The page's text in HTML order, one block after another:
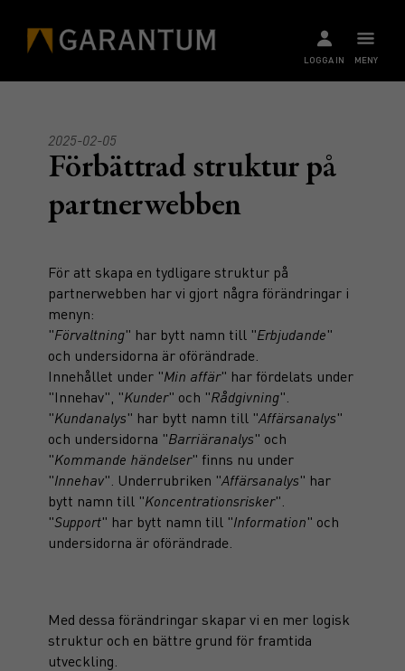
MENY
LOGGA IN
2025-02-05
Förbättrad struktur på
partnerwebben
För att skapa en tydligare struktur på
partnerwebben har vi gjort några förändringar i
menyn:
"Förvaltning" har bytt namn till "Erbjudande"
och undersidorna är oförändrade.
Innehållet under "Min affär" har fördelats under
"Innehav", "Kunder" och "Rådgivning".
"Kundanalys" har bytt namn till "Affärsanalys"
och undersidorna "Barriäranalys" och
"Kommande händelser" finns nu under
"Innehav". Underrubriken "Affärsanalys" har
bytt namn till "Koncentrationsrisker".
"Support" har bytt namn till "Information" och
undersidorna är oförändrade.
Med dessa förändringar skapar vi en mer logisk
struktur och en bättre grund för framtida
utveckling.